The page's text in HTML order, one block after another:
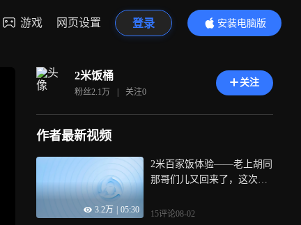
游戏 网页设置 登录
安装电脑版
内容更精彩
2米饭桶
粉丝2.1万 | 关注0
关注
作者最新视频
3.2万 05:30
2米百家饭体验——老上胡同
那哥们儿又回来了，这次返
炒肝
15评论08-02